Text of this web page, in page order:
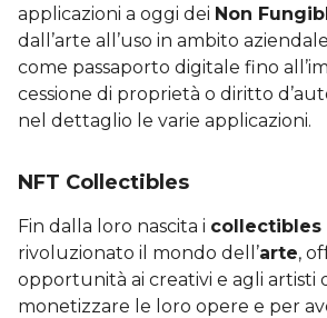
applicazioni a oggi dei Non
dall’arte all’uso in ambito
come passaporto digitale fino
cessione di proprietà o diritto
nel dettaglio le varie applicazioni.
NFT Collectibles
Fin dalla loro nascita i collectibles
rivoluzionato il mondo dell’arte,
opportunità ai creativi e agli artisti
monetizzare le loro opere e per